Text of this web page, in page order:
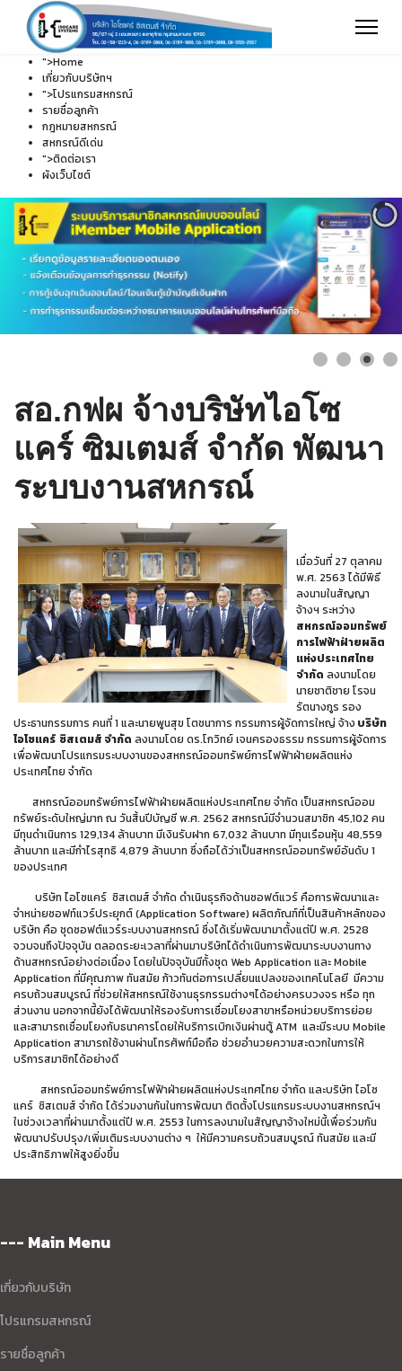
">Home
เกี่ยวกับบริษัทฯ
">โปรแกรมสหกรณ์
รายชื่อลูกค้า
กฎหมายสหกรณ์
สหกรณ์ดีเด่น
">ติดต่อเรา
ผังเว็บไซต์
สอ.กฟผ จ้างบริษัทไอโซ
แคร์ ซิมเตมส์ จำกัด พัฒนา
ระบบงานสหกรณ์
เมื่อวันที่ 27 ตุลาคม
พ.ศ. 2563 ได้มีพิธี
ลงนามในสัญญา
จ้างฯ ระหว่าง
สหกรณ์ออมทรัพย์
การไฟฟ้าฝ่ายผลิต
แห่งประเทศไทย
จำกัด ลงนามโดย
นายชาติชาย โรจน
รัตนางกูร รอง
ประธานกรรมการ คนที่ 1 และนายพูนสุข โตชนาการ กรรมการผู้จัดการใหญ่ จ้าง บริษัท
ไอโซแคร์ ซิสเตมส์ จำกัด ลงนามโดย ดร.โกวิทย์ เจนครองธรรม กรรมการผู้จัดการ
เพื่อพัฒนาโปรแกรมระบบงานของสหกรณ์ออมทรัพย์การไฟฟ้าฝ่ายผลิตแห่ง
ประเทศไทย จำกัด
สหกรณ์ออมทรัพย์การไฟฟ้าฝ่ายผลิตแห่งประเทศไทย จำกัด เป็นสหกรณ์ออม
ทรัพย์ระดับใหญ่มาก ณ วันสิ้นปีบัญชี พ.ศ. 2562 สหกรณ์มีจำนวนสมาชิก 45,102 คน
มีทุนดำเนินการ 129,134 ล้านบาท มีเงินรับฝาก 67,032 ล้านบาท มีทุนเรือนหุ้น 48,559
ล้านบาท และมีกำไรสุทธิ 4,879 ล้านบาท ซึ่งถือได้ว่าเป็นสหกรณ์ออมทรัพย์อันดับ 1
ของประเทศ
บริษัท ไอโซแคร์ ซิสเตมส์ จำกัด ดำเนินธุรกิจด้านซอฟต์แวร์ คือการพัฒนาและ
จำหน่ายซอฟท์แวร์ประยุกต์ (Application Software) ผลิตภัณฑ์ที่เป็นสินค้าหลักของ
บริษัท คือ ชุดซอฟต์แวร์ระบบงานสหกรณ์ ซึ่งได้เริ่มพัฒนามาตั้งแต่ปี พ.ศ. 2528
จวบจนถึงปัจจุบัน ตลอดระยะเวลาที่ผ่านมาบริษัทได้ดำเนินการพัฒนาระบบงานทาง
ด้านสหกรณ์อย่างต่อเนื่อง โดยในปัจจุบันมีทั้งชุด Web Application และ Mobile
Application ที่มีคุณภาพ ทันสมัย ก้าวทันต่อการเปลี่ยนแปลงของเทคโนโลยี มีความ
ครบถ้วนสมบูรณ์ ที่ช่วยให้สหกรณ์ใช้งานธุรกรรมต่างๆได้อย่างครบวงจร หรือ ทุก
ส่วนงาน นอกจากนี้ยังได้พัฒนาให้รองรับการเชื่อมโยงสาขาหรือหน่วยบริการย่อย
และสามารถเชื่อมโยงกับธนาคารโดยให้บริการเบิกเงินผ่านตู้ ATM และมีระบบ Mobile
Application สามารถใช้งานผ่านโทรศัพท์มือถือ ช่วยอำนวยความสะดวกในการให้
บริการสมาชิกได้อย่างดี
สหกรณ์ออมทรัพย์การไฟฟ้าฝ่ายผลิตแห่งประเทศไทย จำกัด และบริษัท ไอโซ
แคร์ ซิสเตมส์ จำกัด ได้ร่วมงานกันในการพัฒนา ติดตั้งโปรแกรมระบบงานสหกรณ์ฯ
ในช่วงเวลาที่ผ่านมาตั้งแต่ปี พ.ศ. 2553 ในการลงนามในสัญญาจ้างใหม่นี้เพื่อร่วมกัน
พัฒนาปรับปรุง/เพิ่มเติมระบบงานต่าง ๆ ให้มีความครบถ้วนสมบูรณ์ ทันสมัย และมี
ประสิทธิภาพให้สูงยิ่งขึ้น
--- Main Menu
เกี่ยวกับบริษัท
โปรแกรมสหกรณ์
รายชื่อลูกค้า